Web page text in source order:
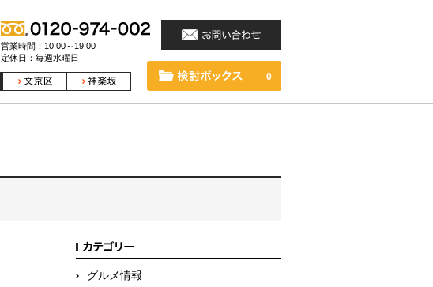
営業時間：10:00～19:00
定休日：毎週水曜日
0
グルメ情報